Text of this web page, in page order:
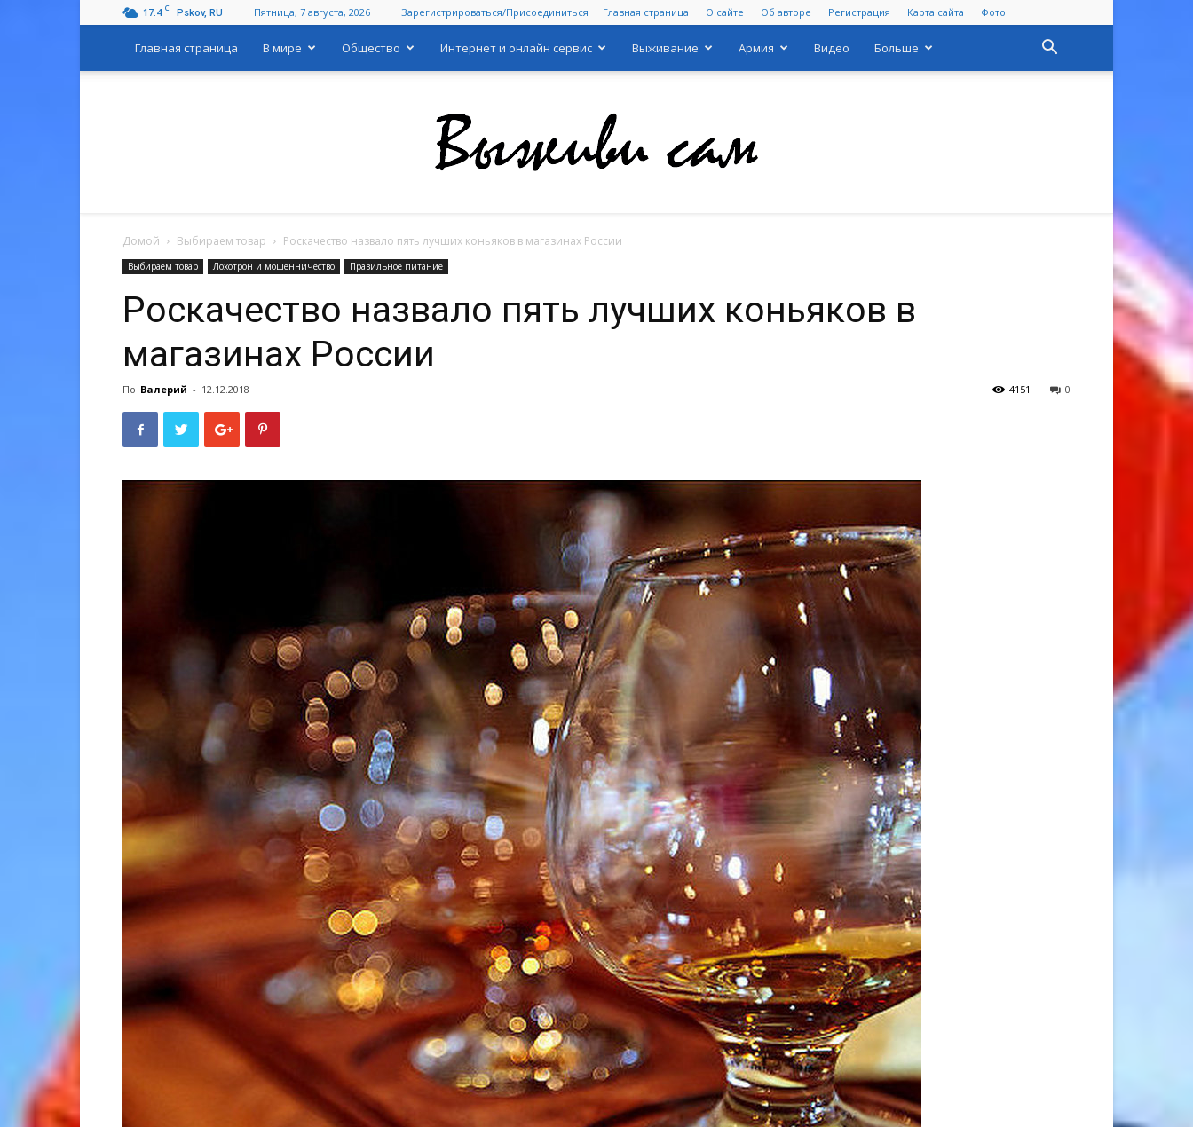
17.4 C Pskov, RU Пятница, 7 августа, 2026 Зарегистрироваться/Присоединиться Главная страница О сайте Об авторе Регистрация Карта сайта Фото
Главная страница В мире Общество Интернет и онлайн сервис Выживание Армия Видео Больше
Домой Выбираем товар Роскачество назвало пять лучших коньяков в магазинах России
Выбираем товар Лохотрон и мошенничество Правильное питание
Роскачество назвало пять лучших коньяков в
магазинах России
По Валерий - 12.12.2018 0
4151